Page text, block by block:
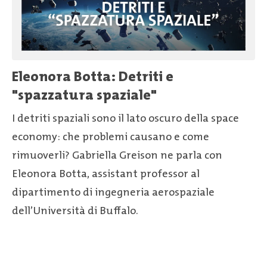
Eleonora Botta: Detriti e
"spazzatura spaziale"
I detriti spaziali sono il lato oscuro della space
economy: che problemi causano e come
rimuoverli? Gabriella Greison ne parla con
Eleonora Botta, assistant professor al
dipartimento di ingegneria aerospaziale
dell’Università di Buffalo.